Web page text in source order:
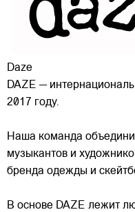
Daze
DAZE —
2017 году.
Наша команда
музыкантов и
бренда одежды и
В основе DAZE лежит